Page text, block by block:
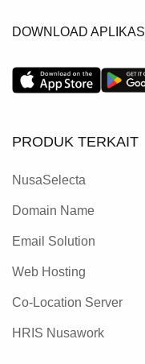
DOWNLOAD APLIKASI
PRODUK TERKAIT
NusaSelecta
Domain Name
Email Solution
Web Hosting
Co-Location Server
HRIS Nusawork